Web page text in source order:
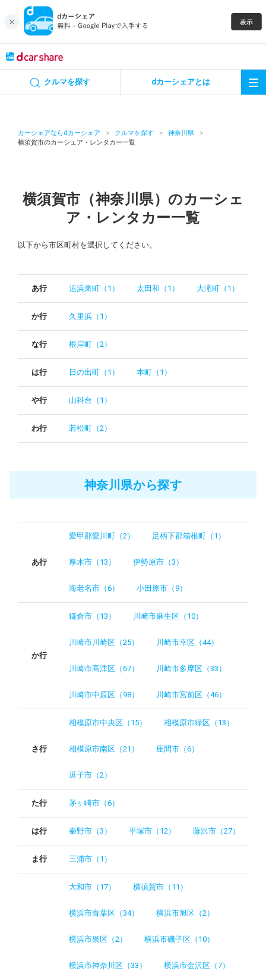
クルマを探す dカーシェアとは
カーシェアならdカーシェア クルマを探す
神奈川県
横須賀市のカーシェア・レンタカー一覧
横須賀市（神奈川県）のカーシェ
ア・レンタカー一覧
以下から市区町村を選択してください。
あ行 追浜東町（1） 太田和（1） 大滝町（1）
か行 久里浜（1）
な行 根岸町（2）
は行 日の出町（1） 本町（1）
や行 山科台（1）
わ行 若松町（2）
神奈川県から探す
あ行
愛甲郡愛川町（2） 足柄下郡箱根町（1）
厚木市（13） 伊勢原市（3）
海老名市（6） 小田原市（9）
か行
鎌倉市（13） 川崎市麻生区（10）
川崎市川崎区（25） 川崎市幸区（44）
川崎市高津区（67） 川崎市多摩区（33）
川崎市中原区（98） 川崎市宮前区（46）
さ行
相模原市中央区（15） 相模原市緑区（13）
相模原市南区（21） 座間市（6）
逗子市（2）
た行 茅ヶ崎市（6）
は行 秦野市（3） 平塚市（12） 藤沢市（27）
ま行 三浦市（1）
大和市（17） 横須賀市（11）
横浜市青葉区（34） 横浜市旭区（2）
横浜市泉区（2） 横浜市磯子区（10）
横浜市神奈川区（33） 横浜市金沢区（7）
カーシェア
特集
アプリの使い方